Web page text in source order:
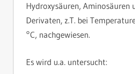
Hydroxysäuren, Aminosäuren
Derivaten, z.T. bei
°C, nachgewiesen.
Es wird u.a. untersucht: